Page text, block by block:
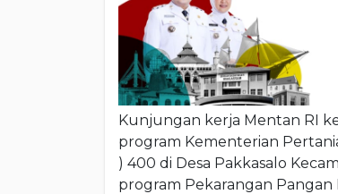
Kunjungan kerja Mentan RI
program Kementerian
) 400 di Desa Pakkasalo
program Pekarangan Pangan